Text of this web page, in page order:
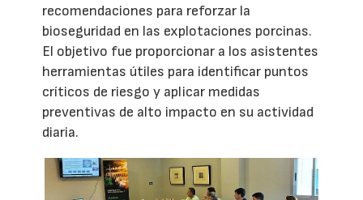
recomendaciones para reforzar la
bioseguridad en las explotaciones porcinas.
El objetivo fue proporcionar a los asistentes
herramientas útiles para identificar puntos
críticos de riesgo y aplicar medidas
preventivas de alto impacto en su actividad
diaria.